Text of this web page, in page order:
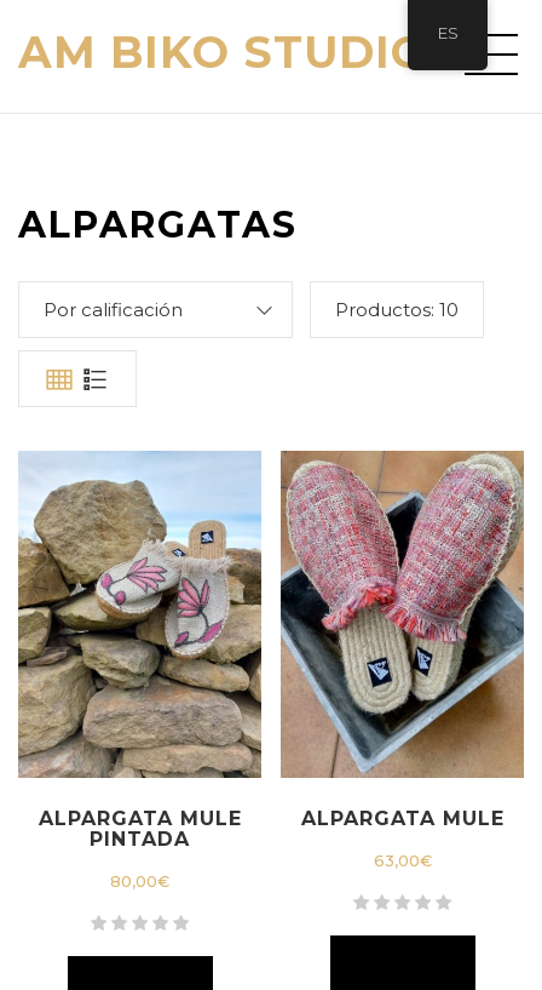
AM BIKO STUDIO
ALPARGATAS
Por calificación Productos: 10
ALPARGATA MULE
PINTADA
80,00€
ALPARGATA MULE
63,00€
ES